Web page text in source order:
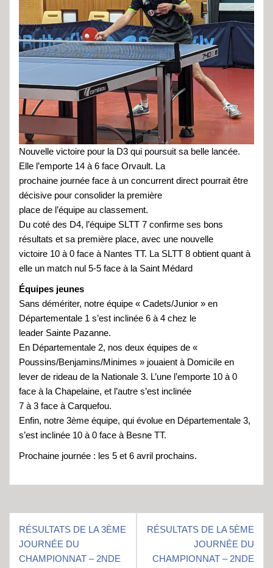
Nouvelle victoire pour la D3 qui poursuit sa belle lancée.
Elle l’emporte 14 à 6 face Orvault. La
prochaine journée face à un concurrent direct pourrait être
décisive pour consolider la première
place de l’équipe au classement.
Du coté des D4, l’équipe SLTT 7 confirme ses bons
résultats et sa première place, avec une nouvelle
victoire 10 à 0 face à Nantes TT. La SLTT 8 obtient quant à
elle un match nul 5-5 face à la Saint Médard
Équipes jeunes
Sans démériter, notre équipe « Cadets/Junior » en
Départementale 1 s’est inclinée 6 à 4 chez le
leader Sainte Pazanne.
En Départementale 2, nos deux équipes de «
Poussins/Benjamins/Minimes » jouaient à Domicile en
lever de rideau de la Nationale 3. L’une l’emporte 10 à 0
face à la Chapelaine, et l’autre s’est inclinée
7 à 3 face à Carquefou.
Enfin, notre 3ème équipe, qui évolue en Départementale 3,
s’est inclinée 10 à 0 face à Besne TT.
Prochaine journée : les 5 et 6 avril prochains.
Navigation
de
l’article
RÉSULTATS DE LA 3ÈME
JOURNÉE DU
CHAMPIONNAT – 2NDE
RÉSULTATS DE LA 5ÈME
JOURNÉE DU
CHAMPIONNAT – 2NDE